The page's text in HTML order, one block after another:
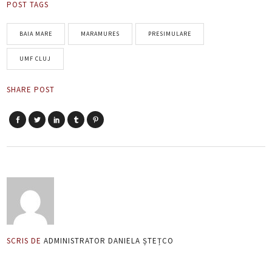
POST TAGS
BAIA MARE MARAMURES PRESIMULARE
UMF CLUJ
SHARE POST
SCRIS DE ADMINISTRATOR DANIELA ȘTEȚCO